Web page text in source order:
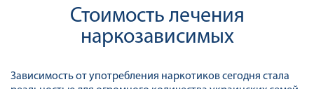
Стоимость лечения
наркозависимых
Зависимость от употребления наркотиков сегодня стала